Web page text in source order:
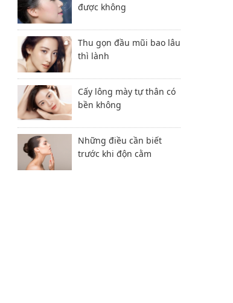
được không
Thu gọn đầu mũi bao lâu
thì lành
Cấy lông mày tự thân có
bền không
Những điều cần biết
trước khi độn cằm